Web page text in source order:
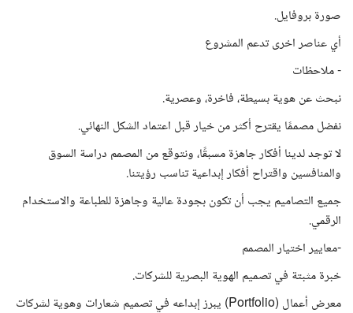
صورة بروفايل.
أي عناصر اخرى تدعم المشروع
- ملاحظات
نبحث عن هوية بسيطة، فاخرة، وعصرية.
نفضل مصممًا يقترح أكثر من خيار قبل اعتماد الشكل النهائي.
لا توجد لدينا أفكار جاهزة مسبقًا، ونتوقع من المصمم دراسة السوق
والمنافسين واقتراح أفكار إبداعية تناسب رؤيتنا.
جميع التصاميم يجب أن تكون بجودة عالية وجاهزة للطباعة والاستخدام
الرقمي.
-معايير اختيار المصمم
خبرة مثبتة في تصميم الهوية البصرية للشركات.
معرض أعمال (Portfolio) يبرز إبداعه في تصميم شعارات وهوية لشركات